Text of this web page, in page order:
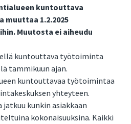
kuntouttava
1.2.2025
Muutosta ei aiheudu
kuntouttava työtoiminta
tammikuun ajan.
kuntouttavaa työtoimintaa
yhteyteen.
kunkin asiakkaan
kokonaisuuksina. Kaikki